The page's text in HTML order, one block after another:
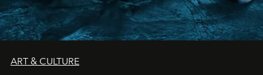
ART & CULTURE